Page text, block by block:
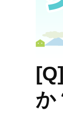
か